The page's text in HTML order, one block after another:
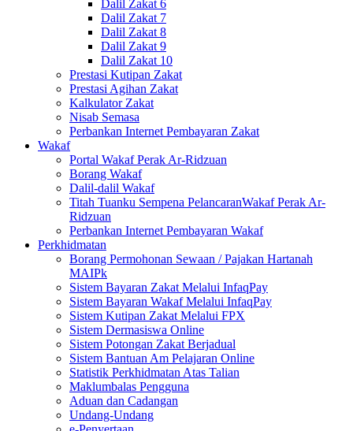
Dalil Zakat 6
Dalil Zakat 7
Dalil Zakat 8
Dalil Zakat 9
Dalil Zakat 10
Prestasi Kutipan Zakat
Prestasi Agihan Zakat
Kalkulator Zakat
Nisab Semasa
Perbankan Internet Pembayaran Zakat
Wakaf
Portal Wakaf Perak Ar-Ridzuan
Borang Wakaf
Dalil-dalil Wakaf
Titah Tuanku Sempena PelancaranWakaf Perak Ar-
Ridzuan
Perbankan Internet Pembayaran Wakaf
Perkhidmatan
Borang Permohonan Sewaan / Pajakan Hartanah
MAIPk
Sistem Bayaran Zakat Melalui InfaqPay
Sistem Bayaran Wakaf Melalui InfaqPay
Sistem Kutipan Zakat Melalui FPX
Sistem Dermasiswa Online
Sistem Potongan Zakat Berjadual
Sistem Bantuan Am Pelajaran Online
Statistik Perkhidmatan Atas Talian
Maklumbalas Pengguna
Aduan dan Cadangan
Undang-Undang